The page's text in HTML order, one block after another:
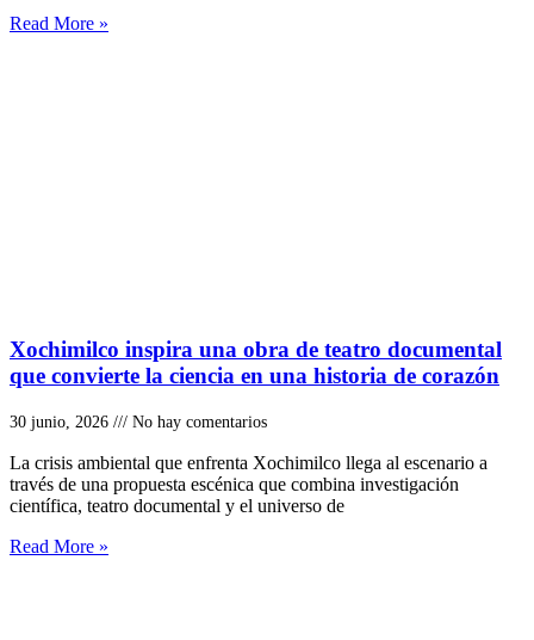
Read More »
Xochimilco inspira una obra de teatro documental
que convierte la ciencia en una historia de corazón
30 junio, 2026 No hay comentarios
La crisis ambiental que enfrenta Xochimilco llega al escenario a
través de una propuesta escénica que combina investigación
científica, teatro documental y el universo de
Read More »